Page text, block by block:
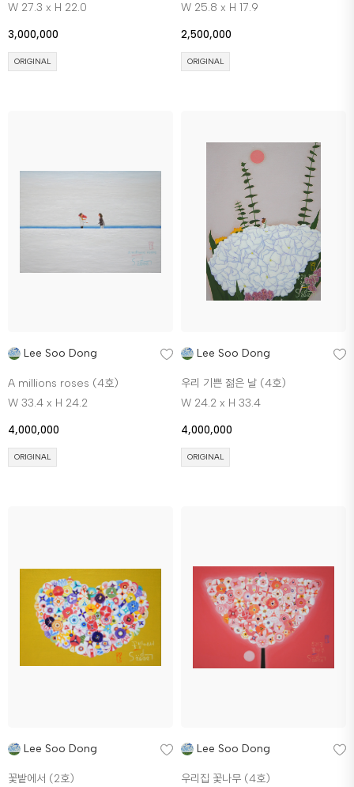
W 27.3 x H 22.0
3,000,000
ORIGINAL
W 25.8 x H 17.9
2,500,000
ORIGINAL
Lee Soo Dong
A millions roses (4호)
W 33.4 x H 24.2
4,000,000
ORIGINAL
Lee Soo Dong
우리 기쁜 젊은 날 (4호)
W 24.2 x H 33.4
4,000,000
ORIGINAL
Lee Soo Dong
꽃밭에서 (2호)
Lee Soo Dong
우리집 꽃나무 (4호)